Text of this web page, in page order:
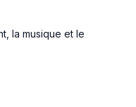
la musique et le